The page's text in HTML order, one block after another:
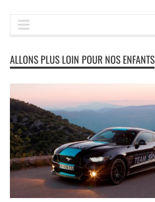
ALLONS PLUS LOIN POUR NOS ENFANTS